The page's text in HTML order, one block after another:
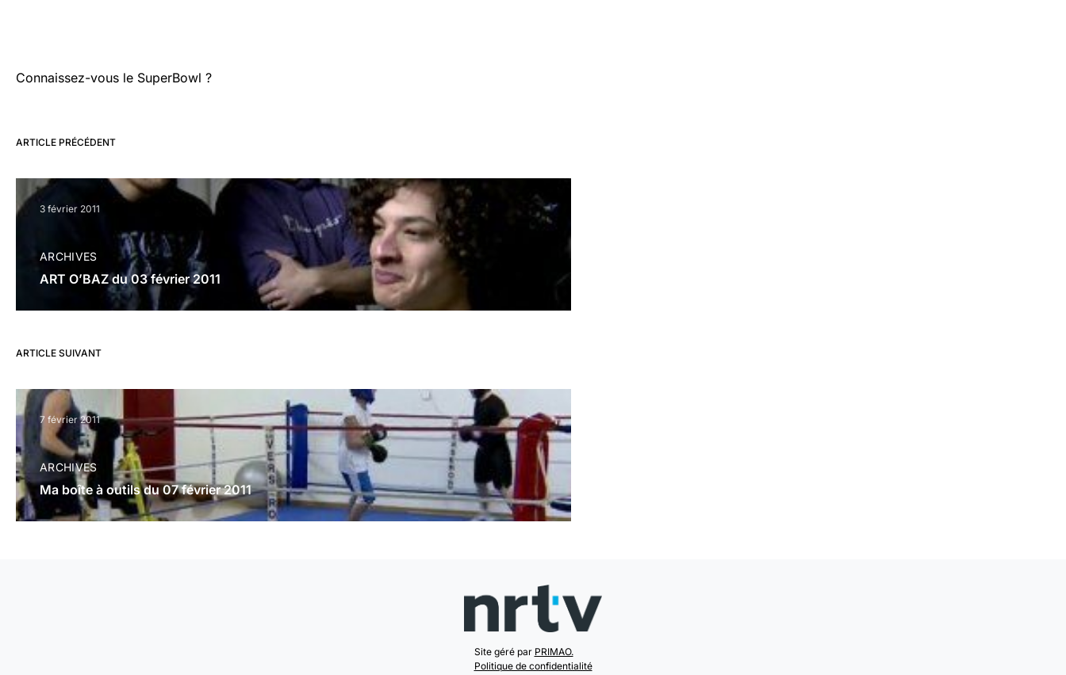
Connaissez-vous le SuperBowl ?
ARTICLE PRÉCÉDENT
3 février 2011
ARCHIVES
ART O’BAZ du 03 février 2011
ARTICLE SUIVANT
7 février 2011
ARCHIVES
Ma boîte à outils du 07 février 2011
Site géré par PRIMAO.
Politique de confidentialité